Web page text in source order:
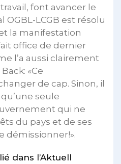
font avancer le
OGBL-LCGB est résolu
la manifestation
office de dernier
l’a aussi clairement
«Ce
de cap. Sinon, il
seule
qui ne
du pays et de ses
démissionner!».
dans l’Aktuell